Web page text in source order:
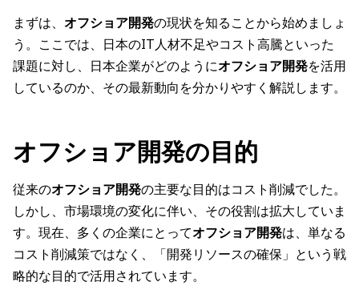
まずは、 オフショア開発の現状を知ることから始めましょ
う。ここでは、日本のIT人材不足やコスト高騰といった
課題に対し、日本企業がどのようにオフショア開発を活用
しているのか、その最新動向を分かりやすく解説します。
オフショア開発の目的
従来のオフショア開発の主要な目的はコスト削減でした。
しかし、市場環境の変化に伴い、その役割は拡大していま
す。現在、多くの企業にとってオフショア開発は、単なる
コスト削減策ではなく、「開発リソースの確保」という戦
略的な目的で活用されています。